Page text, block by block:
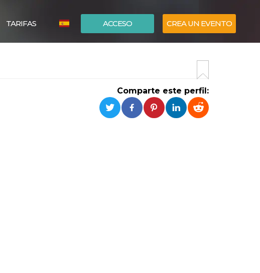
ACCESO CREA UN EVENTO
TARIFAS
Comparte este perfil: